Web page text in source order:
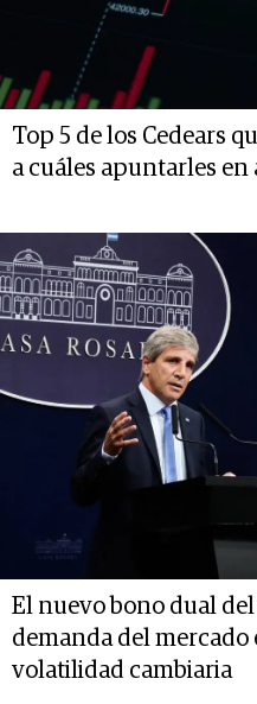
Top 5 de los Cedears
a cuáles apuntarles en
El nuevo bono dual
demanda del mercado
volatilidad cambiaria